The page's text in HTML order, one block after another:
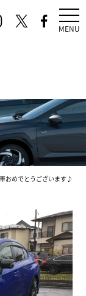
MENU
おめでとうございます♪